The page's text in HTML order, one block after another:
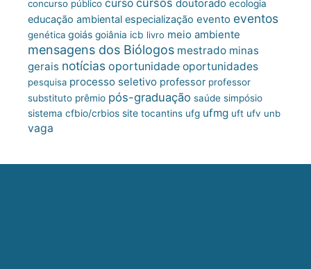
concurso público curso doutorado ecologia
educação ambiental especialização evento eventos
genética goiás goiânia icb livro meio ambiente
mensagens dos Biólogos mestrado minas
gerais notícias oportunidade oportunidades
pesquisa processo seletivo professor professor
substituto prêmio pós-graduação saúde simpósio
sistema cfbio/crbios site tocantins ufg ufmg uft ufv unb
vaga